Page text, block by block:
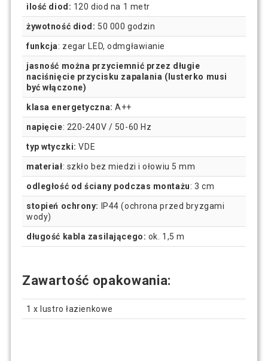
ilość diod: 120 diod na 1 metr
żywotność diod: 50 000 godzin
funkcja: zegar LED, odmgławianie
jasność można przyciemnić przez długie
naciśnięcie przycisku zapalania (lusterko musi
być włączone)
klasa energetyczna: A++
napięcie: 220-240V / 50-60 Hz
typ wtyczki: VDE
materiał: szkło bez miedzi i ołowiu 5 mm
odległość od ściany podczas montażu: 3 cm
stopień ochrony:
IP44 (ochrona przed bryzgami
wody)
długość kabla zasilającego: ok. 1,5 m
Zawartość opakowania:
1 x lustro łazienkowe